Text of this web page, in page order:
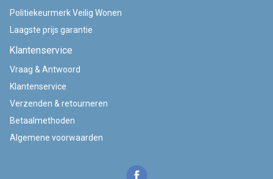
Politiekeurmerk Veilig Wonen
Laagste prijs garantie
Klantenservice
Vraag & Antwoord
Klantenservice
Verzenden & retourneren
Betaalmethoden
Algemene voorwaarden